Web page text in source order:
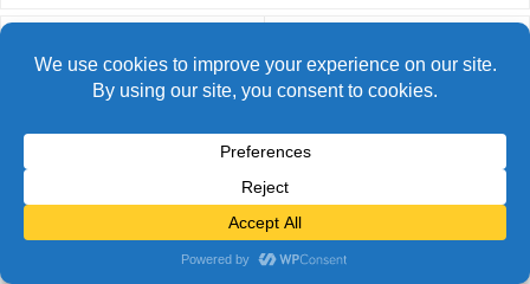
© Alain Bidart (2026) - Tous droits réservés
FIÈREMENT PROPULSÉ PARPARABOLA